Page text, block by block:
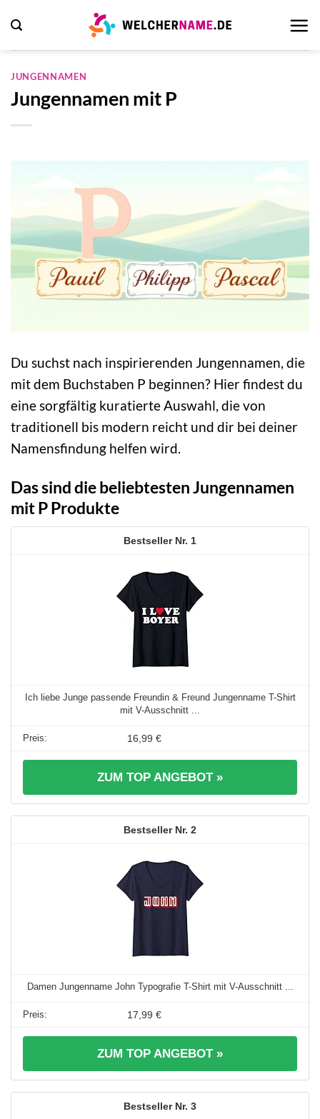
Inhalt
springen
JUNGENNAMEN
Jungennamen mit P
Du suchst nach inspirierenden Jungennamen, die
mit dem Buchstaben P beginnen? Hier findest du
eine sorgfältig kuratierte Auswahl, die von
traditionell bis modern reicht und dir bei deiner
Namensfindung helfen wird.
Das sind die beliebtesten Jungennamen
mit P Produkte
1
Ich liebe Junge passende Freundin & Freund Jungenname T-Shirt
mit V-Ausschnitt ...
16,99 €
ZUM TOP ANGEBOT »
2
Damen Jungenname John Typografie T-Shirt mit V-Ausschnitt ...
17,99 €
ZUM TOP ANGEBOT »
3